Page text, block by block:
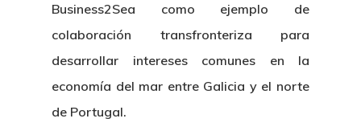
Business2Sea como ejemplo de
colaboración transfronteriza para
desarrollar intereses comunes en la
economía del mar entre Galicia y el norte
de Portugal.